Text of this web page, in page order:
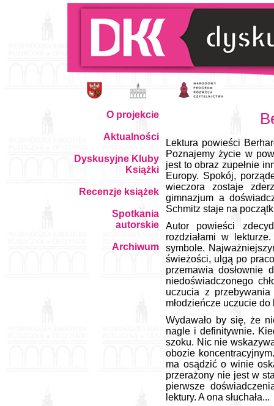
O projekcie
Aktualności
Dyskusyjne Kluby
Książki
Recenzje książek
Spotkania
autorskie
Archiwum
Lektura powieści
Poznajemy życie w
jest to obraz zupełnie
Europy. Spokój,
wieczora zostaje
gimnazjum a
Schmitz staje na
Autor powieści
rozdziałami w
symbole.
świeżości, ulgą po
przemawia dosłownie
niedoświadczonego
uczucia z
młodzieńcze uczucie do
Wydawało by się, że
nagle i definitywnie.
szoku. Nic nie
obozie
ma osądzić o winie
przerażony nie jest w
pierwsze
lektury. A ona słuchała...